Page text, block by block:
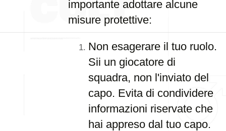
importante adottare alcune
misure protettive:
Non esagerare il tuo ruolo.
Sii un giocatore di
squadra, non l'inviato del
capo. Evita di condividere
informazioni riservate che
hai appreso dal tuo capo.